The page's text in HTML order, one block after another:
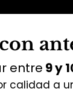
con
entre 9 y
calidad a